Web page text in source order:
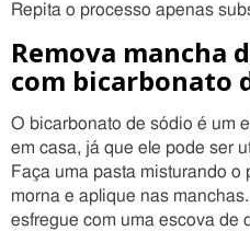
Repita o processo apenas
Remova mancha
com bicarbonato
O bicarbonato de sódio é um
em casa, já que ele pode ser
Faça uma pasta misturando o
morna e aplique nas
esfregue com uma escova de